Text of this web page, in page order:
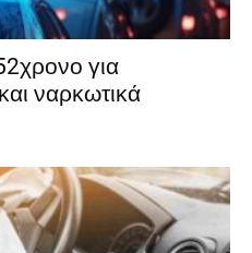
για
ναρκωτικά